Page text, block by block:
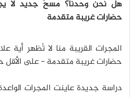
هل نحن وحدنا؟ مسحٌ جديد لا
حضارات غريبة متقدمة
المجرات القريبة منا لا تُظهر أية
حضارات غريبة متقدمة - على الأقل
دراسة جديدة عاينت المجرات